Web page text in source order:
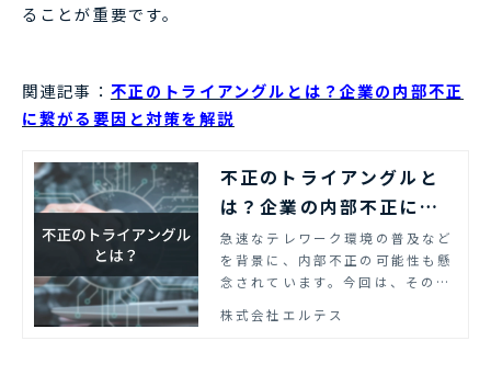
ることが重要です。
関連記事： 不正のトライアングルとは？企業の内部不正
に繋がる要因と対策を解説
不正のトライアングルと
は？企業の内部不正に繋
がる要因と対策を解説
急速なテレワーク環境の普及など
を背景に、内部不正の可能性も懸
念されています。今回は、そのよ
トライアングル」という考えを元
株式会社エルテス